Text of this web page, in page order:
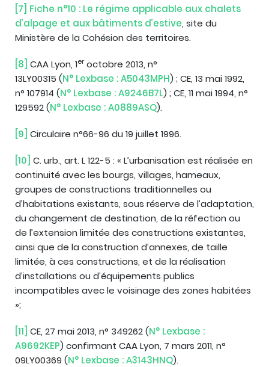
[7] Fiche n°10 : Le régime applicable aux chalets
d’alpage et aux bâtiments d’estive, site du
Ministère de la Cohésion des territoires.
[8] CAA Lyon, 1eroctobre 2013, n°
13LY00315 (N° Lexbase : A5043MPH) ; CE, 13 mai 1992,
n° 107914 (N° Lexbase : A9246B7L) ; CE, 11 mai 1994, n°
129592 (N° Lexbase : A0889ASQ).
[9] Circulaire n°66-96 du 19 juillet 1996.
[10] C. urb., art. L 122-5 : « L’urbanisation est réalisée en
continuité avec les bourgs, villages, hameaux,
groupes de constructions traditionnelles ou
d’habitations existants, sous réserve de l’adaptation,
du changement de destination, de la réfection ou
de l’extension limitée des constructions existantes,
ainsi que de la construction d’annexes, de taille
limitée, à ces constructions, et de la réalisation
d’installations ou d’équipements publics
incompatibles avec le voisinage des zones habitées
»;
[11] CE, 27 mai 2013, n° 349262 (N° Lexbase :
A9692KEP) confirmant CAA Lyon, 7 mars 2011, n°
09LY00369 (N° Lexbase : A3143HNQ).